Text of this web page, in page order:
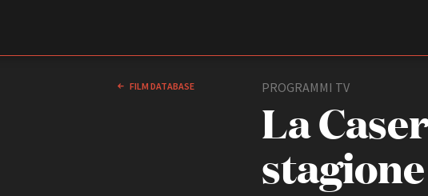
FILM DATABASE PROGRAMMI TV
La
stagione